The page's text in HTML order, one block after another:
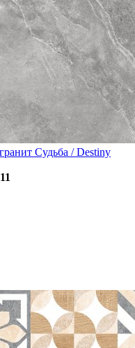
Судьба / Destiny